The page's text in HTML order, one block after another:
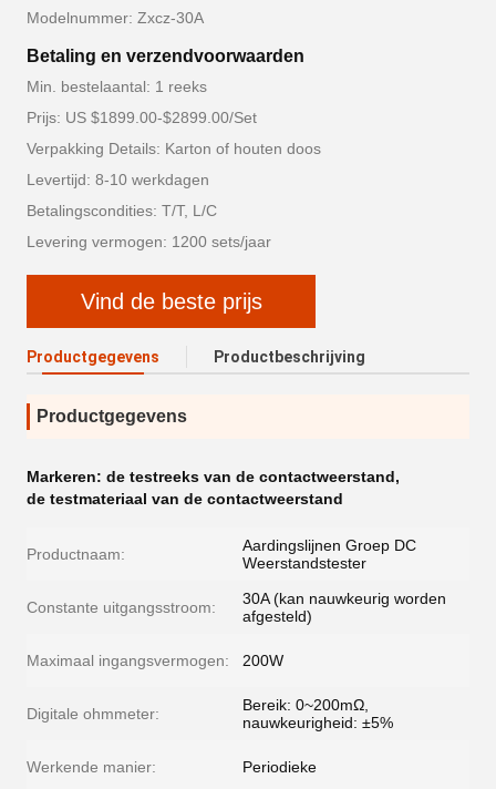
Modelnummer: Zxcz-30A
Betaling en verzendvoorwaarden
Min. bestelaantal: 1 reeks
Prijs: US $1899.00-$2899.00/Set
Verpakking Details: Karton of houten doos
Levertijd: 8-10 werkdagen
Betalingscondities: T/T, L/C
Levering vermogen: 1200 sets/jaar
Vind de beste prijs
Productgegevens Productbeschrijving
Productgegevens
Markeren: de testreeks van de contactweerstand,
de testmateriaal van de contactweerstand
Productnaam:
Aardingslijnen Groep DC
Weerstandstester
Constante uitgangsstroom:
30A (kan nauwkeurig worden
afgesteld)
Maximaal ingangsvermogen: 200W
Digitale ohmmeter:
Bereik: 0~200mΩ,
nauwkeurigheid: ±5%
Werkende manier: Periodieke